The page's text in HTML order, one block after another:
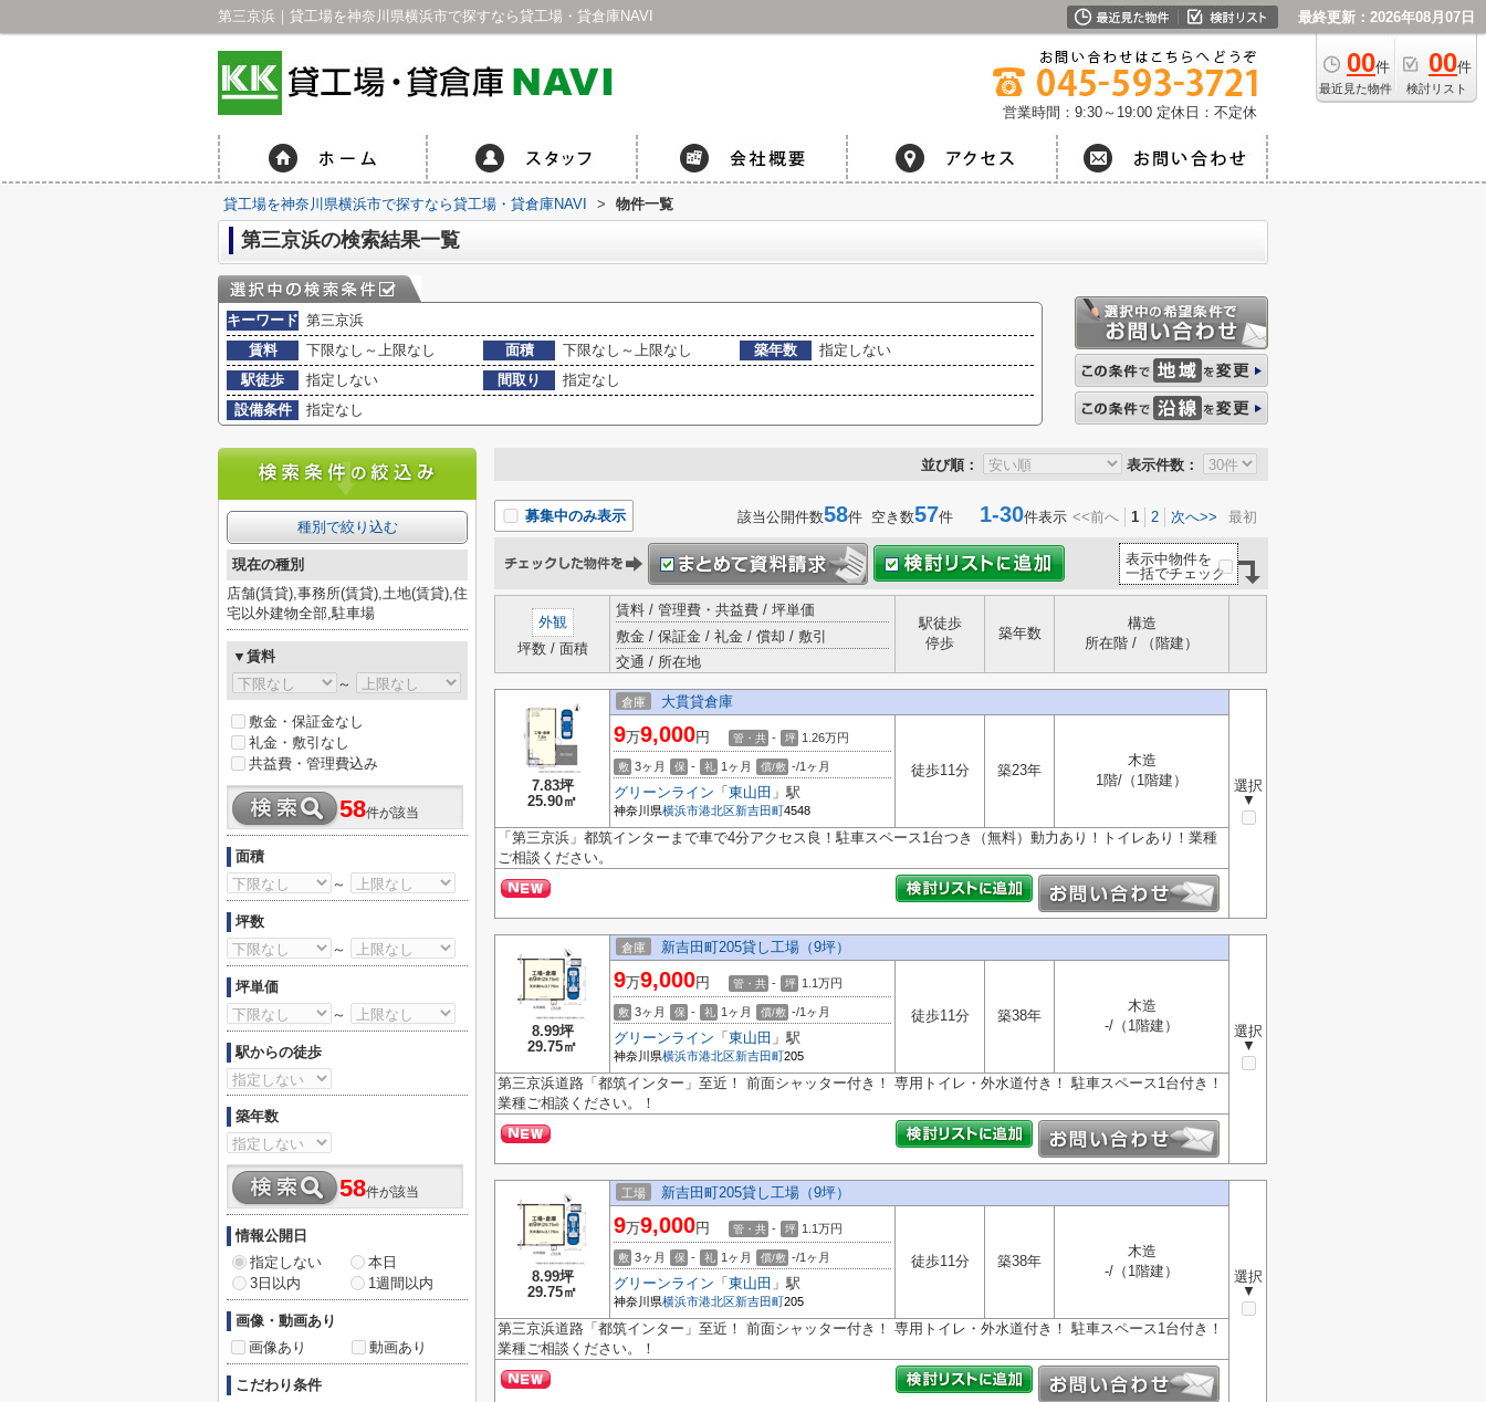
第三京浜｜貸工場を神奈川県横浜市で探すなら貸工場・貸倉庫NAVI 最終更新：2026年08月07日
00件
最近見た物件
00件
検討リスト
営業時間：9:30～19:00 定休日：不定休
貸工場を神奈川県横浜市で探すなら貸工場・貸倉庫NAVI > 物件一覧
第三京浜の検索結果一覧
キーワード 第三京浜
賃料
下限なし～上限なし 面積 下限なし～上限なし 築年数
指定しない
駅徒歩
指定しない 間取り
指定なし
設備条件
指定なし
並び順： 表示件数：
募集中のみ表示 該当公開件数58件 空き数57件 1-30件表示 <<前へ 1 2 次へ>> 最初
表示中物件を
一括でチェック
外観
坪数 / 面積
賃料 / 管理費・共益費 / 坪単価
敷金 / 保証金 / 礼金 / 償却 / 敷引
交通 / 所在地
駅徒歩
停歩
築年数
構造
所在階 / （階建）
7.83坪
25.90㎡
倉庫 大貫貸倉庫
選択
▼
9万9,000円 管・共 - 坪 1.26万円
敷 3ヶ月 保 - 礼 1ヶ月 償/敷 -/1ヶ月
グリーンライン 「 東山田 」駅
神奈川県横浜市港北区 新吉田町4548
徒歩11分 築23年
木造
1階/（1階建）
「第三京浜」都筑インターまで車で4分アクセス良！駐車スペース1台つき（無料）動力あり！トイレあり！業種
ご相談ください。
8.99坪
29.75㎡
倉庫 新吉田町205貸し工場（9坪）
選択
▼
9万9,000円 管・共 - 坪 1.1 万円
敷 3ヶ月 保 - 礼 1ヶ月 償/敷 -/1ヶ月
グリーンライン 「 東山田 」駅
神奈川県横浜市港北区 新吉田町205
徒歩11分 築38年
木造
-/（1階建）
第三京浜道路「都筑インター」至近！ 前面シャッター付き！ 専用トイレ・外水道付き！ 駐車スペース1台付き！
業種ご相談ください。！
8.99坪
29.75㎡
工場 新吉田町205貸し工場（9坪）
選択
▼
9万9,000円 管・共 - 坪 1.1 万円
敷 3ヶ月 保 - 礼 1ヶ月 償/敷 -/1ヶ月
グリーンライン 「 東山田 」駅
神奈川県横浜市港北区 新吉田町205
徒歩11分 築38年
木造
-/（1階建）
第三京浜道路「都筑インター」至近！ 前面シャッター付き！ 専用トイレ・外水道付き！ 駐車スペース1台付き！
業種ご相談ください。！
種別で絞り込む
現在の種別
店舗(賃貸),事務所(賃貸),土地(賃貸),住
宅以外建物全部,駐車場
▼賃料
～
敷金・保証金なし
礼金・敷引なし
共益費・管理費込み
58件が該当
面積
～
坪数
～
坪単価
～
駅からの徒歩
築年数
58件が該当
情報公開日
指定しない
本日
3日以内
1週間以内
画像・動画あり
画像あり
動画あり
こだわり条件